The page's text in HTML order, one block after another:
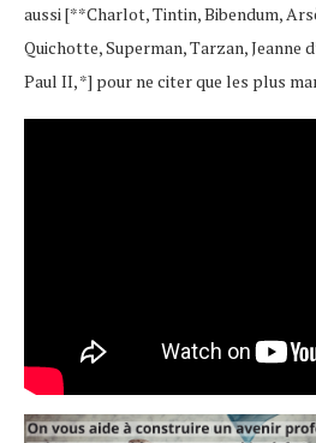
aussi [**Charlot, Tintin, Bibendum,
Quichotte, Superman, Tarzan, Jeanne
Paul II, *] pour ne citer que les plus